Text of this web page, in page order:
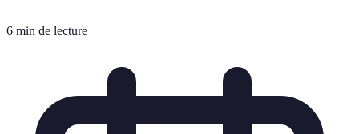
6 min de lecture